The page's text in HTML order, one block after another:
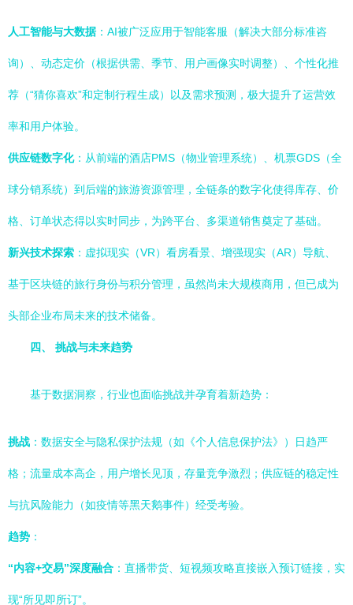
人工智能与大数据：AI被广泛应用于智能客服（解决大部分标准咨
询）、动态定价（根据供需、季节、用户画像实时调整）、个性化推
荐（“猜你喜欢”和定制行程生成）以及需求预测，极大提升了运营效
率和用户体验。
供应链数字化：从前端的酒店PMS（物业管理系统）、机票GDS（全
球分销系统）到后端的旅游资源管理，全链条的数字化使得库存、价
格、订单状态得以实时同步，为跨平台、多渠道销售奠定了基础。
新兴技术探索 ：虚拟现实（VR）看房看景、增强现实（AR）导航、
基于区块链的旅行身份与积分管理，虽然尚未大规模商用，但已成为
头部企业布局未来的技术储备。
四、 挑战与未来趋势
基于数据洞察，行业也面临挑战并孕育着新趋势：
挑战 ：数据安全与隐私保护法规（如《个人信息保护法》）日趋严
格；流量成本高企，用户增长见顶，存量竞争激烈；供应链的稳定性
与抗风险能力（如疫情等黑天鹅事件）经受考验。
趋势 ：
“内容+交易”深度融合 ：直播带货、短视频攻略直接嵌入预订链接，实
现“所见即所订”。